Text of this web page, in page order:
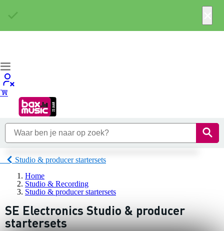
Studio & producer startersets
Home
Studio & Recording
Studio & producer startersets
SE Electronics Studio & producer
startersets